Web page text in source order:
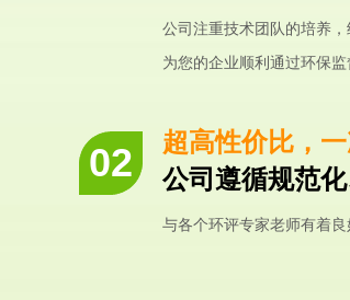
公司注重技术团队的培养
为您的企业顺利通过环保
超高性价比，
公司遵循规范
与各个环评专家老师有着